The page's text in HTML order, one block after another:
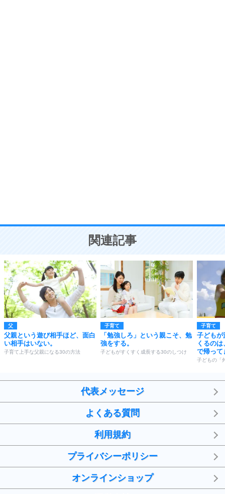
ことが大切。
関連記事
父
父親という遊び相手ほど、面白
い相手はいない。
子育て上手な父親になる30の方法
子育て
「勉強しろ」という親こそ、勉
強をする。
子どもがすくすく成長する30のしつけ
子育て
子どもが
くるの
で帰って
子どもの「
代表メッセージ
よくある質問
利用規約
プライバシーポリシー
オンラインショップ